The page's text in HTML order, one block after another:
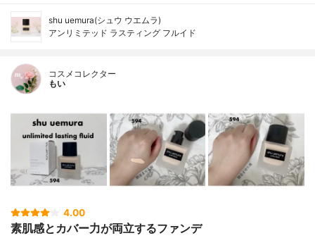
shu uemura(シュウ ウエムラ)
アンリミテッド ラスティング フルイド
コスメコレクター
もい
4.00
素肌感とカバー力が両立するファンデ